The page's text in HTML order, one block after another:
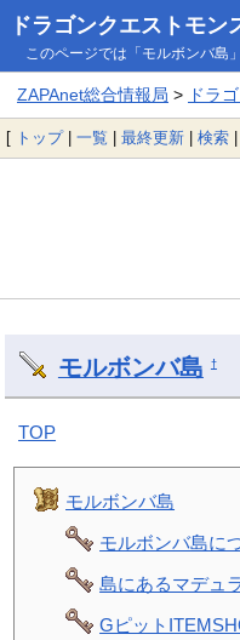
ドラゴンクエストモ
このページでは「モルボンバ島
ZAPAnet総合情報局 > ドラ
[ トップ| 一覧 | 最終更新 | 検索 |
モルボンバ島 †
TOP
モルボンバ島
モルボンバ島に
島にあるマデュ
Gピット